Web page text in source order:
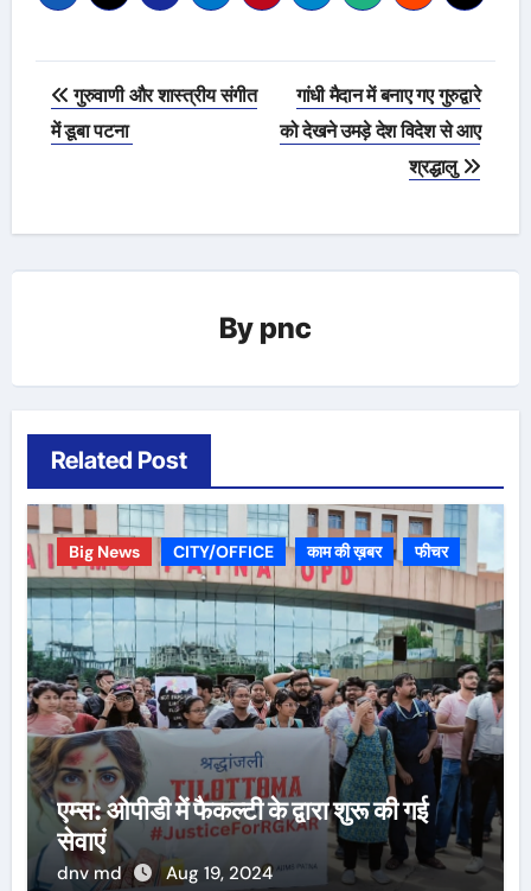
Post
navigation
गुरुवाणी और शास्त्रीय संगीत
में डूबा पटना
गांधी मैदान में बनाए गए गुरुद्वारे
को देखने उमड़े देश विदेश से आए
श्रद्धालु
By pnc
Related Post
Big News CITY/OFFICE काम की ख़बर फीचर
एम्स: ओपीडी में फैकल्टी के द्वारा शुरू की गई
सेवाएं
dnv md Aug 19, 2024